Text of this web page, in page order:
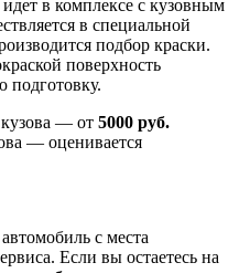
в комплексе с кузовным
в специальной
подбор краски.
поверхность
подготовку.
— от 5000 руб.
— оценивается
с места
Если вы остаетесь на